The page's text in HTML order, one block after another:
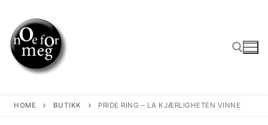
content
HOME BUTIKK PRIDE RING – LA KJÆRLIGHETEN VINNE